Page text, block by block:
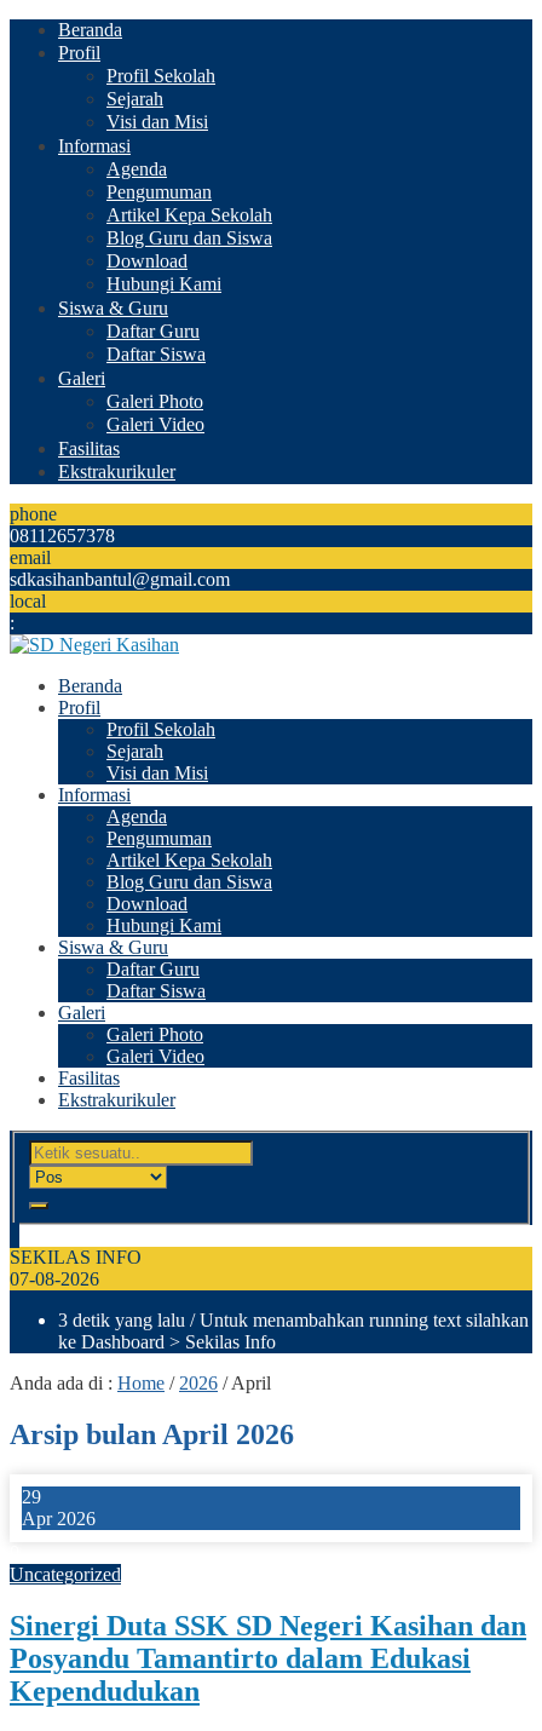
Beranda
Profil
Profil Sekolah
Sejarah
Visi dan Misi
Informasi
Agenda
Pengumuman
Artikel Kepa Sekolah
Blog Guru dan Siswa
Download
Hubungi Kami
Siswa & Guru
Daftar Guru
Daftar Siswa
Galeri
Galeri Photo
Galeri Video
Fasilitas
Ekstrakurikuler
phone
08112657378
email
sdkasihanbantul@gmail.com
local
:
Beranda
Profil
Profil Sekolah
Sejarah
Visi dan Misi
Informasi
Agenda
Pengumuman
Artikel Kepa Sekolah
Blog Guru dan Siswa
Download
Hubungi Kami
Siswa & Guru
Daftar Guru
Daftar Siswa
Galeri
Galeri Photo
Galeri Video
Fasilitas
Ekstrakurikuler
SEKILAS INFO
07-08-2026
3 detik yang lalu / Untuk menambahkan running text silahkan
ke Dashboard > Sekilas Info
Anda ada di : Home / 2026 /April
Arsip bulan April 2026
29
Apr 2026
Uncategorized
Sinergi Duta SSK SD Negeri Kasihan dan
Posyandu Tamantirto dalam Edukasi
Kependudukan